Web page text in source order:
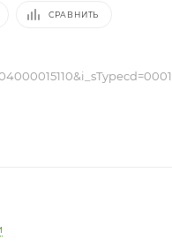
СРАВНИТЬ